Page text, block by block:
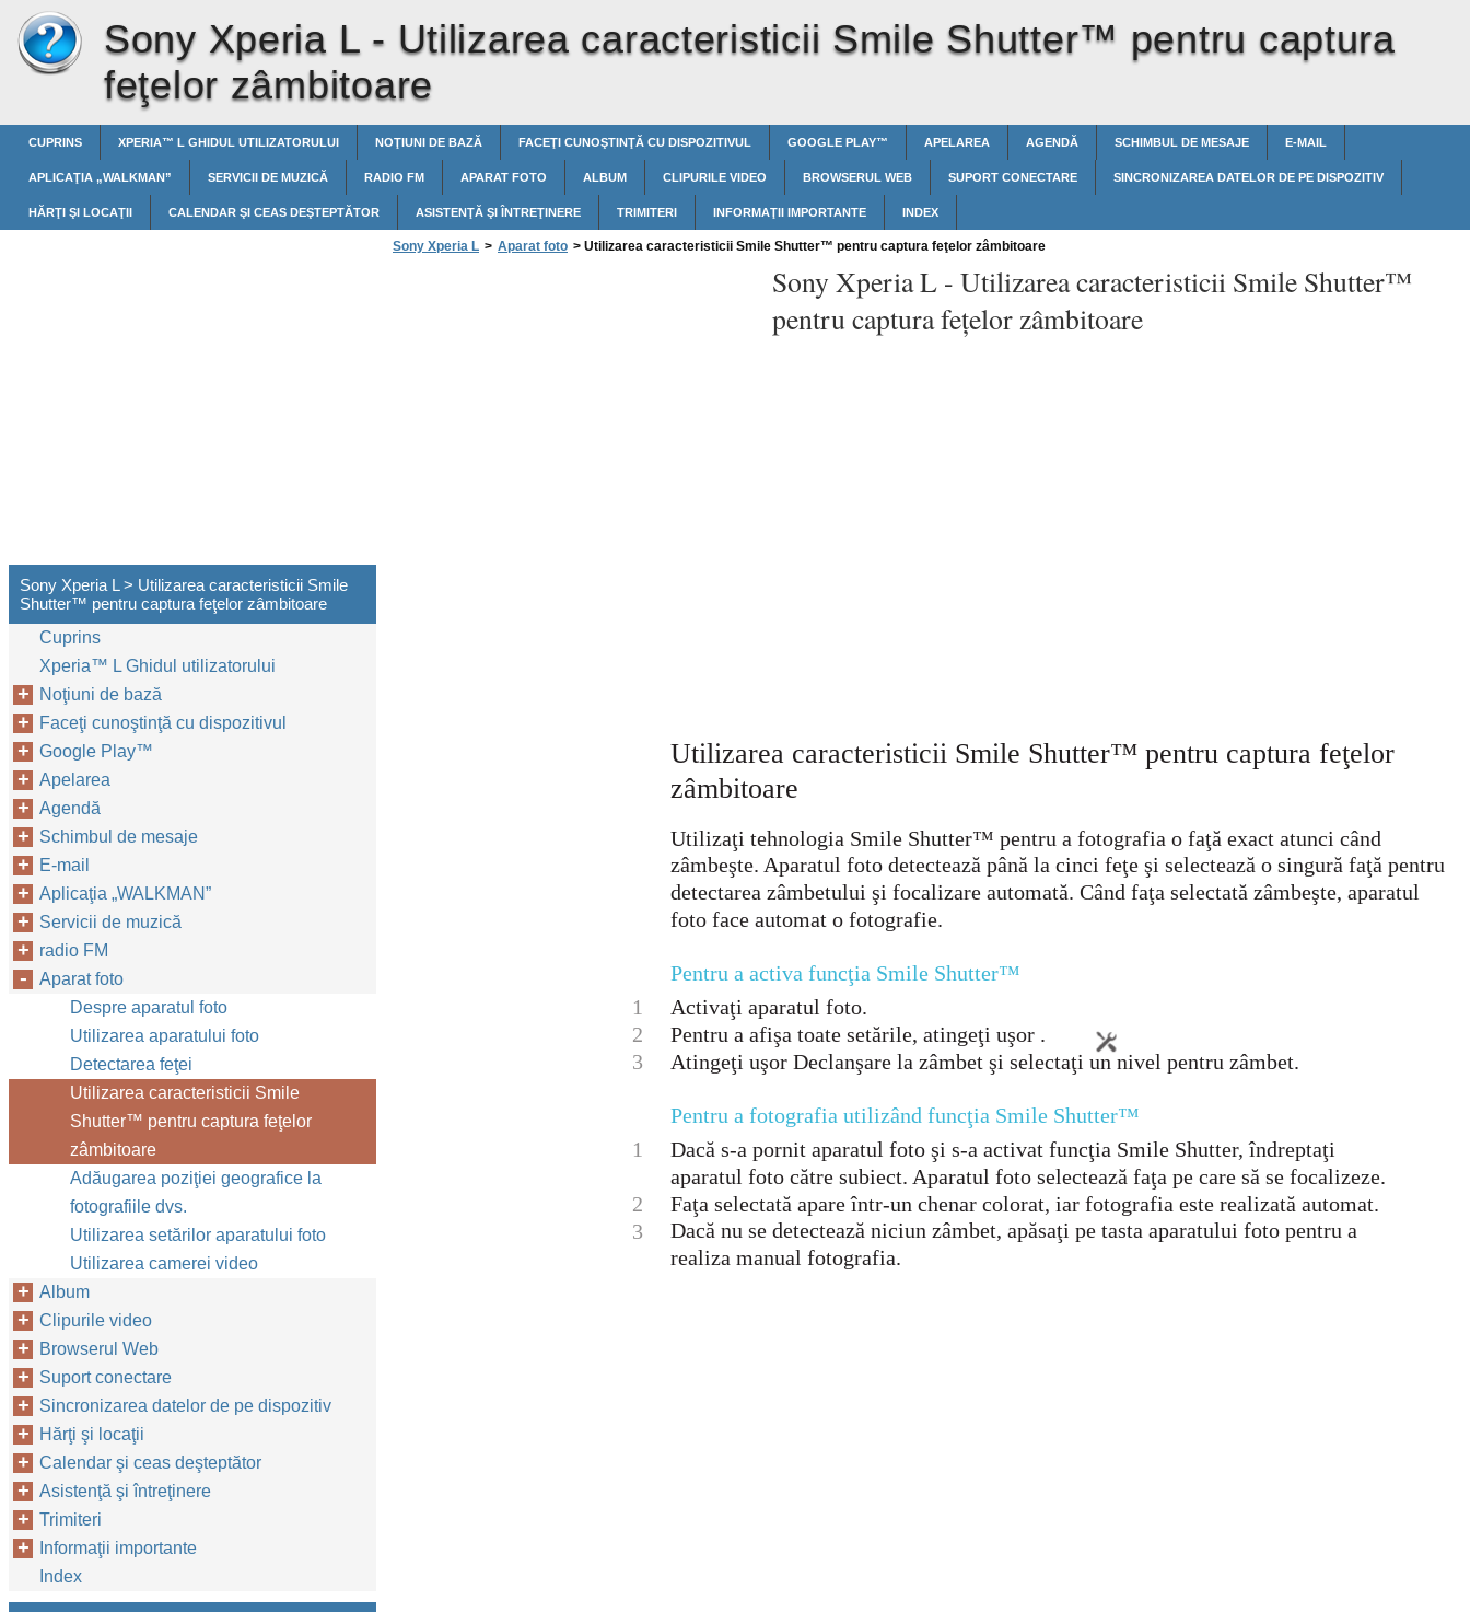
Sony Xperia L - Utilizarea caracteristicii Smile Shutter™‎ pentru captura
feţelor zâmbitoare
CUPRINS XPERIA™‎ L GHIDUL UTILIZATORULUI NOŢIUNI DE BAZĂ FACEŢI CUNOŞTINŢĂ CU DISPOZITIVUL GOOGLE PLAY™‎ APELAREA AGENDĂ SCHIMBUL DE MESAJE E-MAIL
APLICAŢIA „WALKMAN” SERVICII DE MUZICĂ RADIO FM APARAT FOTO ALBUM CLIPURILE VIDEO BROWSERUL WEB SUPORT CONECTARE SINCRONIZAREA DATELOR DE PE DISPOZITIV
HĂRŢI ŞI LOCAŢII CALENDAR ŞI CEAS DEŞTEPTĂTOR ASISTENŢĂ ŞI ÎNTREŢINERE TRIMITERI INFORMAŢII IMPORTANTE INDEX
Sony Xperia L > Aparat foto > Utilizarea caracteristicii Smile Shutter™‎ pentru captura feţelor zâmbitoare
Sony Xperia L - Utilizarea caracteristicii Smile Shutter™‎
pentru captura feţelor zâmbitoare
Utilizarea caracteristicii Smile Shutter™ pentru captura feţelor
zâmbitoare
Utilizaţi tehnologia Smile Shutter™ pentru a fotografia o faţă exact atunci când
zâmbeşte. Aparatul foto detectează până la cinci feţe şi selectează o singură faţă pentru
detectarea zâmbetului şi focalizare automată. Când faţa selectată zâmbeşte, aparatul
foto face automat o fotografie.
Pentru a activa funcţia Smile Shutter™
1
Activaţi aparatul foto.
2
Pentru a afişa toate setările, atingeţi uşor .
3
Atingeţi uşor Declanşare la zâmbet şi selectaţi un nivel pentru zâmbet.
Pentru a fotografia utilizând funcţia Smile Shutter™
1
Dacă s-a pornit aparatul foto şi s-a activat funcţia Smile Shutter, îndreptaţi
aparatul foto către subiect. Aparatul foto selectează faţa pe care să se focalizeze.
2
Faţa selectată apare într-un chenar colorat, iar fotografia este realizată automat.
3
Dacă nu se detectează niciun zâmbet, apăsaţi pe tasta aparatului foto pentru a
realiza manual fotografia.
Sony Xperia L > Utilizarea caracteristicii Smile
Shutter™‎ pentru captura feţelor zâmbitoare
Cuprins
Xperia™‎ L Ghidul utilizatorului
Noţiuni de bază
Faceţi cunoştinţă cu dispozitivul
Google Play™‎
Apelarea
Agendă
Schimbul de mesaje
E-mail
Aplicaţia „WALKMAN”
Servicii de muzică
radio FM
Aparat foto
Despre aparatul foto
Utilizarea aparatului foto
Detectarea feţei
Utilizarea caracteristicii Smile
Shutter™‎ pentru captura feţelor
zâmbitoare
Adăugarea poziţiei geografice la
fotografiile dvs.
Utilizarea setărilor aparatului foto
Utilizarea camerei video
Album
Clipurile video
Browserul Web
Suport conectare
Sincronizarea datelor de pe dispozitiv
Hărţi şi locaţii
Calendar şi ceas deşteptător
Asistenţă şi întreţinere
Trimiteri
Informaţii importante
Index